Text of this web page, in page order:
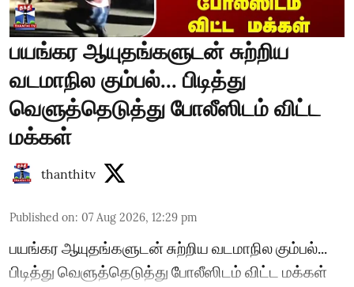
பயங்கர ஆயுதங்களுடன் சுற்றிய
வடமாநில கும்பல்... பிடித்து
வெளுத்தெடுத்து போலீஸிடம் விட்ட
மக்கள்
thanthitv
Published on: 07 Aug 2026, 12:29 pm
பயங்கர ஆயுதங்களுடன் சுற்றிய வடமாநில கும்பல்...
பிடித்து வெளுத்தெடுத்து போலீஸிடம் விட்ட மக்கள்